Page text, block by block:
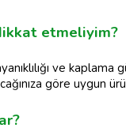
etmeliyim?
ve
göre uygun